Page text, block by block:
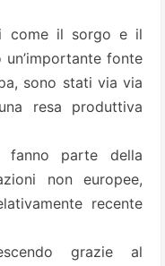
come il sorgo e il
fonte
sono stati via via
resa produttiva
parte della
non europee,
recente
grazie al